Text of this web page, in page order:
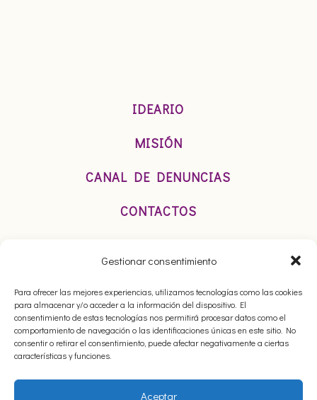
Gestionar consentimiento
Para ofrecer las mejores experiencias, utilizamos tecnologías como las cookies
para almacenar y/o acceder a la información del dispositivo. El
consentimiento de estas tecnologías nos permitirá procesar datos como el
comportamiento de navegación o las identificaciones únicas en este sitio. No
consentir o retirar el consentimiento, puede afectar negativamente a ciertas
características y funciones.
Aceptar
IDEARIO
MISIÓN
CANAL DE DENUNCIAS
CONTACTOS